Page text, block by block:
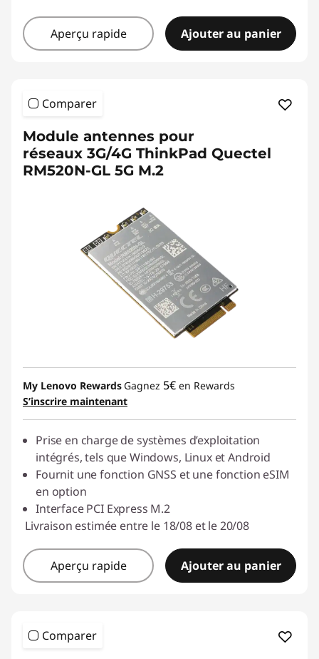
Aperçu rapide Ajouter au panier
Comparer
Module antennes pour
réseaux 3G/4G ThinkPad Quectel
RM520N-GL 5G M.2
My Lenovo Rewards Gagnez 5€ en Rewards
S’inscrire maintenant
Prise en charge de systèmes d’exploitation
intégrés, tels que Windows, Linux et Android
Fournit une fonction GNSS et une fonction eSIM
en option
Interface PCI Express M.2
Livraison estimée entre le 18/08 et le 20/08
Aperçu rapide Ajouter au panier
Comparer